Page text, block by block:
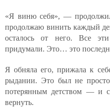
«Я виню себя», —
продолжаю винить каждый
осталось от него. Все
придумали. Это… это
Я обняла его, прижала к
рыдании. Это был не
потерянным детством — и с
вернуть.